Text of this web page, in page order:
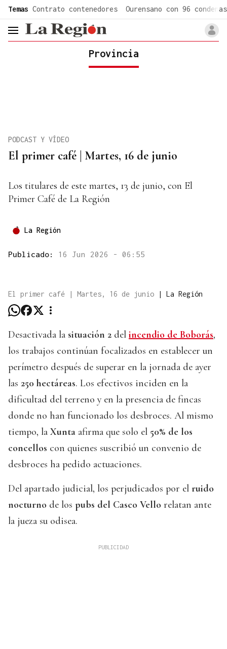
Temas Contrato contenedores Ourensano con 96 condenas
header.menu.open
Provincia
El primer café | Martes, 16 de junio
PODCAST Y VÍDEO
Los titulares de este martes, 13 de junio, con El
Primer Café de La Región
La Región
Publicado: 16 Jun 2026 - 06:55
El primer café | Martes, 16 de junio | La Región
Desactivada la situación 2 del incendio de Boborás,
los trabajos continúan focalizados en establecer un
perímetro después de superar en la jornada de ayer
las 250 hectáreas. Los efectivos inciden en la
dificultad del terreno y en la presencia de fincas
donde no han funcionado los desbroces. Al mismo
tiempo, la Xunta afirma que solo el 50% de los
concellos con quienes suscribió un convenio de
desbroces ha pedido actuaciones.
Del apartado judicial, los perjudicados por el ruido
nocturno de los pubs del Casco Vello relatan ante
la jueza su odisea.